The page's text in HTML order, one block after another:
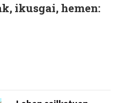
ikusgai, hemen: